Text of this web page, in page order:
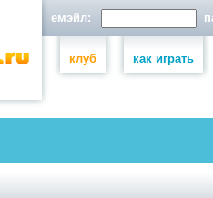
емэйл:
клуб как играть